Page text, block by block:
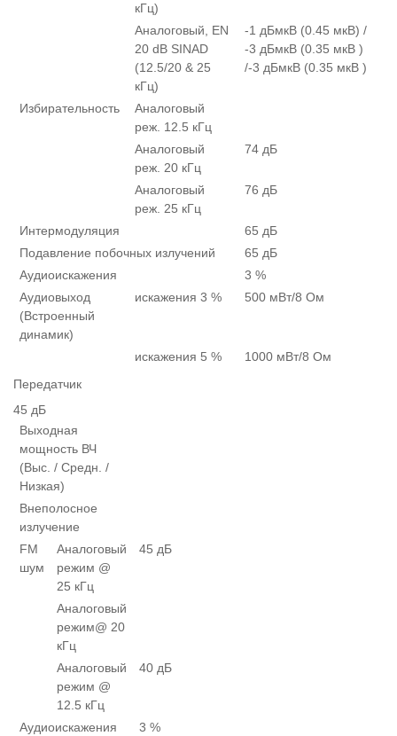
кГц)
Аналоговый, EN
20 dB SINAD
(12.5/20 & 25
кГц)
-1 дБмкВ (0.45 мкВ) /
-3 дБмкВ (0.35 мкВ )
/-3 дБмкВ (0.35 мкВ )
Избирательность
Аналоговый
реж. 12.5 кГц
Аналоговый
реж. 20 кГц
74 дБ
Аналоговый
реж. 25 кГц
76 дБ
Интермодуляция
65 дБ
Подавление побочных излучений
65 дБ
Аудиоискажения
3 %
Аудиовыход
(Встроенный
динамик)
искажения 3 % 500 мВт/8 Ом
искажения 5 %
1000 мВт/8 Ом
Передатчик
45 дБ
Выходная
мощность ВЧ
(Выс. / Средн. /
Низкая)
Внеполосное
излучение
FM
шум
Аналоговый
режим @
25 кГц
45 дБ
Аналоговый
режим@ 20
кГц
Аналоговый
режим @
12.5 кГц
40 дБ
Аудиоискажения
3 %